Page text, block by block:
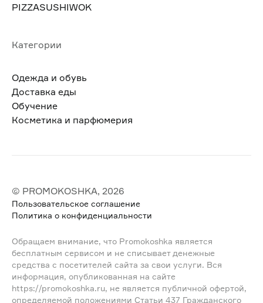
PIZZASUSHIWOK
Категории
Одежда и обувь
Доставка еды
Обучение
Косметика и парфюмерия
© PROMOKOSHKA, 2026
Пользовательское соглашение
Политика о конфиденциальности
Обращаем внимание, что Promokoshka является
бесплатным сервисом и не списывает денежные
средства с посетителей сайта за свои услуги. Вся
информация, опубликованная на сайте
https://promokoshka.ru, не является публичной офертой,
определяемой положениями Статьи 437 Гражданского